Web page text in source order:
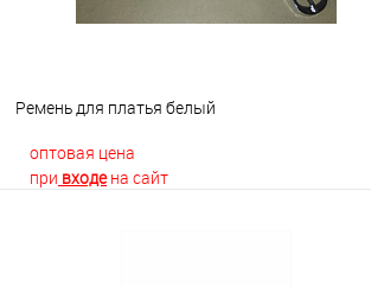
Ремень для платья белый
оптовая цена
при входена сайт